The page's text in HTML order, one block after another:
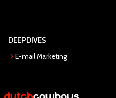
DEEPDIVES
E-mail Marketing